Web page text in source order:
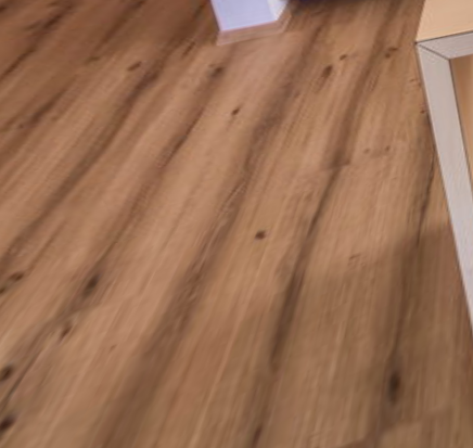
Appartamento "VIER"
Schlafzimmer
Camera da letto
Badezimmer
Bagno
Balkon
Balcone
Garten
Giardino
Schwimmbad
Piscina
Panorama
Panorama